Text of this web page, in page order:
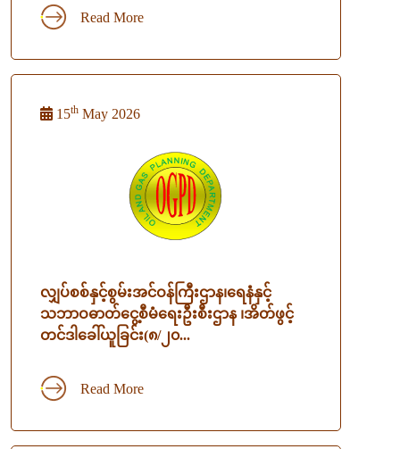
Read More
15th May 2026
လျှပ်စစ်နှင့်စွမ်းအင်ဝန်ကြီးဌာန၊ရေနံနှင့်
သဘာဝဓာတ်ငွေ့စီမံရေးဦးစီးဌာန ၊အိတ်ဖွင့်
တင်ဒါခေါ်ယူခြင်း(၈/၂၀...
Read More